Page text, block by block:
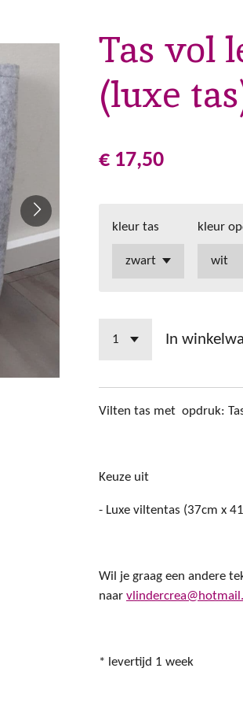
Tas vol
(luxe
€ 17,50
kleur tas kleur
In
Vilten tas met opdruk:
Keuze uit
- Luxe viltentas (37cm x
Wil je graag een andere
naar
* levertijd 1 week